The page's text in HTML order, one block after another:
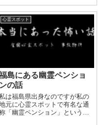
っているそうです）で、 アパ
ル販売員をしていた知人女性
から、幽霊を見たという体験を
きました。 ...
心霊スポット
島にある幽霊ペンショ
ンの話
は福島県出身なのですが私の
元に心霊スポットで有名な通
「幽霊ペンション」というも